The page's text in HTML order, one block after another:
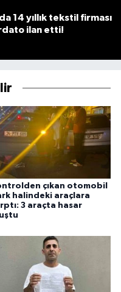
14 yıllık tekstil firması
ilan etti!
çıkan otomobil
halindeki araçlara
3 araçta hasar